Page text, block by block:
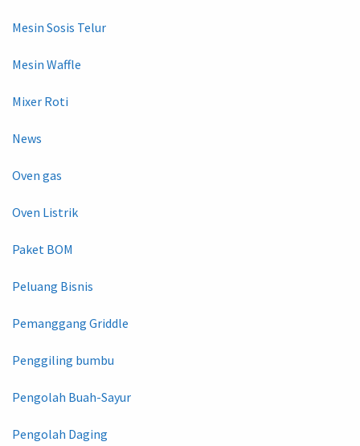
Mesin Sosis Telur
Mesin Waffle
Mixer Roti
News
Oven gas
Oven Listrik
Paket BOM
Peluang Bisnis
Pemanggang Griddle
Penggiling bumbu
Pengolah Buah-Sayur
Pengolah Daging